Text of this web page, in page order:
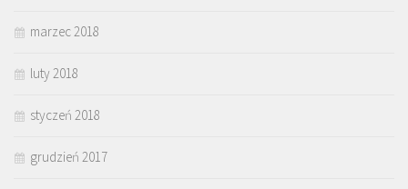
marzec 2018
luty 2018
styczeń 2018
grudzień 2017